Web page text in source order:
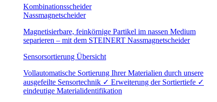
Kombinationsscheider
Nassmagnetscheider
Magnetisierbare, feinkörnige Partikel im nassen Medium
separieren – mit dem STEINERT Nassmagnetscheider
Sensorsortierung Übersicht
Vollautomatische Sortierung Ihrer Materialien durch unsere
ausgefeilte Sensortechnik ✓ Erweiterung der Sortiertiefe ✓
eindeutige Materialidentifikation